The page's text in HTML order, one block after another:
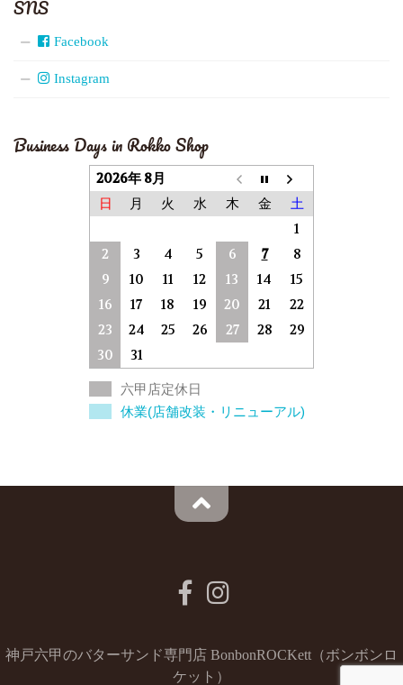
SNS
Facebook
Instagram
Business Days in Rokko Shop
2026年 8月
日 月 火 水 木 金 土
1
2
3 4 5 6 7
8
9
10 11 12 13 14
15
16
17 18 19 20 21
22
23
24 25 26 27 28
29
30
31
六甲店定休日
休業(店舗改装・リニューアル)
神戸六甲のバターサンド専門店 BonbonROCKett（ボンボンロ
ケット）